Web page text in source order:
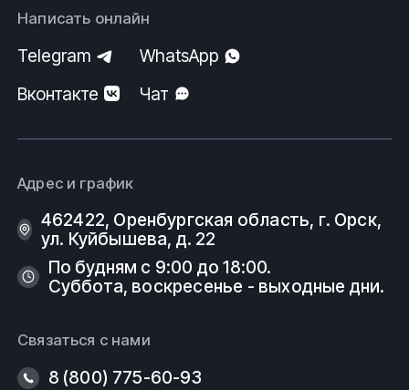
Написать онлайн
Telegram
WhatsApp
Вконтакте
Чат
Адрес и график
462422, Оренбургская область, г. Орск,
ул. Куйбышева, д. 22
По будням с 9:00 до 18:00.
Суббота, воскресенье - выходные дни.
Связаться с нами
8 (800) 775-60-93